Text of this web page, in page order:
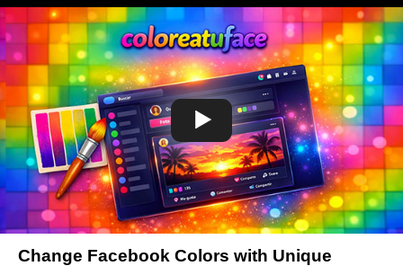
Change Facebook Colors with Unique